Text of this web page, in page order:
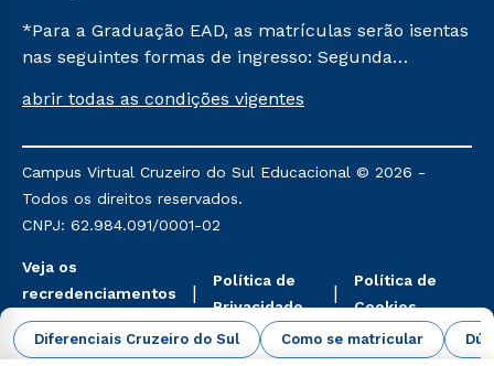
Diferenciais Cruzeiro do Sul Como se matricular
*Para a Graduação EAD, as matrículas serão isentas
nas seguintes formas de ingresso: Segunda
Já para as demais, a taxa de matrícula será de R$
mencionadas são referentes aos cursos: Ensino
Religioso, Geografia para a Docência e Metodologia
do Ensino de História: Questões Atuais.
abrir todas as condições vigentes
Campus Virtual Cruzeiro do Sul Educacional © 2026 -
Todos os direitos reservados.
CNPJ: 62.984.091/0001-02
Veja os
recredenciamentos
aqui
Política de
Privacidade
Política de
Cookies